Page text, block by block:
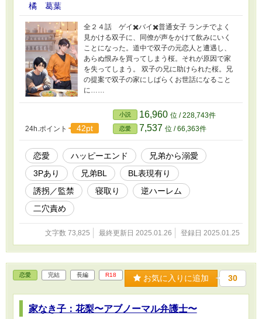
橘 葛葉
全２４話 ゲイ✖️バイ✖️普通女子 ランチでよく
見かける双子に、同僚が声をかけて飲みにいく
ことになった。道中で双子の元恋人と遭遇し、
あらぬ恨みを買ってしまう桜。それが原因で家
を失ってしまう。 双子の兄に助けられた桜。兄
の提案で双子の家にしばらくお世話になること
に……
24h.ポイント 42pt
小説 16,960 位 / 228,743件
恋愛 7,537 位 / 66,363件
恋愛 ハッピーエンド
兄弟から溺愛
3Pあり
兄弟BL
BL表現有り
誘拐／監禁
寝取り
逆ハーレム
二穴責め
文字数 73,825 最終更新日 2025.01.26 登録日 2025.01.25
恋愛 完結 長編 R18 お気に入りに追加 30
家なき子：花梨〜アブノーマル弁護士〜